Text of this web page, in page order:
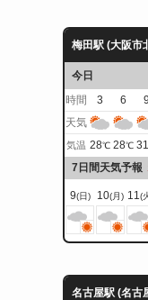
梅田駅 (大阪市
今日
時間
3 6 9
天気
気温 28℃ 28℃ 31
7日間天気予報
9(日) 10(月) 11(
名古屋駅 (名古